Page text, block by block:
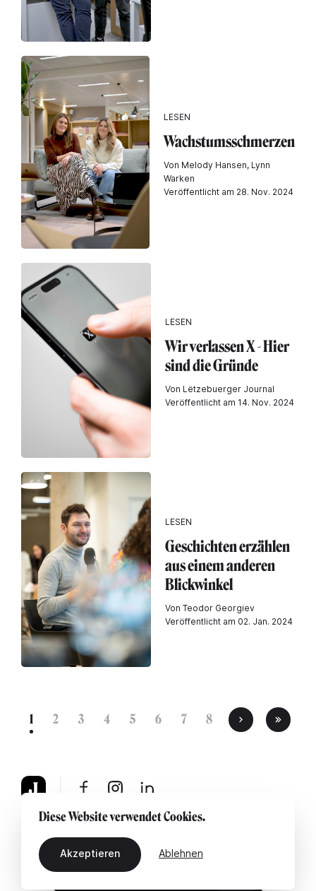
LESEN
Wachstumsschmerzen
Von Melody Hansen, Lynn
Warken
Veröffentlicht am 28. Nov. 2024
LESEN
Wir verlassen X - Hier
sind die Gründe
Von Lëtzebuerger Journal
Veröffentlicht am 14. Nov. 2024
LESEN
Geschichten erzählen
aus einem anderen
Blickwinkel
Von Teodor Georgiev
Veröffentlicht am 02. Jan. 2024
1 2 3 4 5 6 7 8
Über uns Rechtshinweis Kontaktiere uns
Diese Website verwendet Cookies.
Akzeptieren Ablehnen